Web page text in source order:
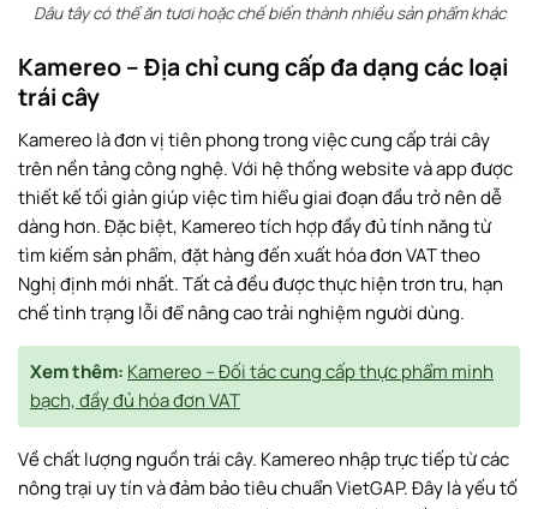
Dâu tây có thể ăn tươi hoặc chế biến thành nhiều sản phẩm khác
Kamereo – Địa chỉ cung cấp đa dạng các loại
trái cây
Kamereo là đơn vị tiên phong trong việc cung cấp trái cây
trên nền tảng công nghệ. Với hệ thống website và app được
thiết kế tối giản giúp việc tìm hiểu giai đoạn đầu trở nên dễ
dàng hơn. Đặc biệt, Kamereo tích hợp đầy đủ tính năng từ
tìm kiếm sản phẩm, đặt hàng đến xuất hóa đơn VAT theo
Nghị định mới nhất. Tất cả đều được thực hiện trơn tru, hạn
chế tình trạng lỗi để nâng cao trải nghiệm người dùng.
Xem thêm: Kamereo – Đối tác cung cấp thực phẩm minh
bạch, đầy đủ hóa đơn VAT
Về chất lượng nguồn trái cây. Kamereo nhập trực tiếp từ các
nông trại uy tín và đảm bảo tiêu chuẩn VietGAP. Đây là yếu tố